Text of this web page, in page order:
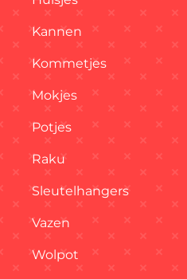
Kannen
Kommetjes
Mokjes
Potjes
Raku
Sleutelhangers
Vazen
Wolpot